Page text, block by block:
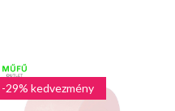
-29% kedvezmény